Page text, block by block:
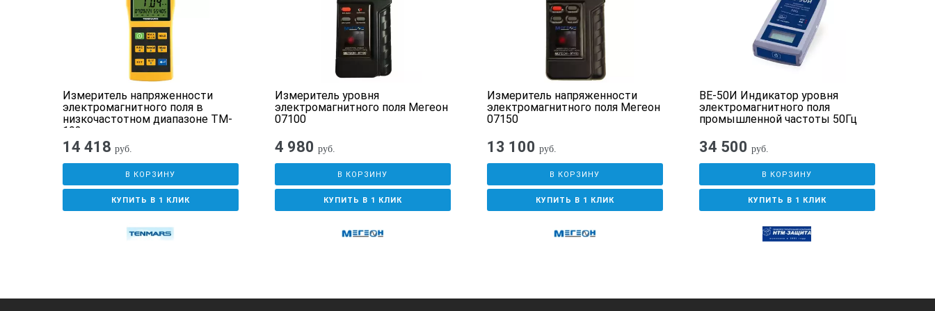
магнитного поля (магнитной индукции)
Технические характеристики:
Потребляемая мощность не более 0,3 Вт
Время непрерывной работы измерителя
без подзарядки аккумуляторной батареи
Измеритель напряженности
электромагнитного поля в
низкочастотном диапазоне TM-
192
14 418 руб.
В КОРЗИНУ
КУПИТЬ В 1 КЛИК
Измеритель уровня
электромагнитного поля Мегеон
07100
4 980 руб.
В КОРЗИНУ
КУПИТЬ В 1 КЛИК
Измеритель напряженности
электромагнитного поля Мегеон
07150
13 100 руб.
В КОРЗИНУ
КУПИТЬ В 1 КЛИК
ВЕ-50И Индикатор уровня
электромагнитного поля
промышленной частоты 50Гц
34 500 руб.
В КОРЗИНУ
КУПИТЬ В 1 КЛИК